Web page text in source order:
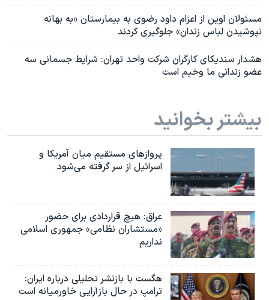
مسئولان اوین از اعزام داود رضوی به بیمارستان «به بهانه
نپوشیدن لباس زندان» جلوگیری کردند
هشدار سندیکای کارگران شرکت واحد تهران: شرایط جسمانی سه
عضو زندانی ما وخیم است
بیشتر بخوانید
پروازهای مستقیم میان آمریکا و
اسرائیل از سر گرفته می‌شود
عراق: هیچ قراردادی برای حضور
«مستشاران نظامی» جمهوری اسلامی
نداریم
هگست با بازنشر تحلیلی درباره ایران:
ترامپ در حال بازآرایی خاورمیانه است